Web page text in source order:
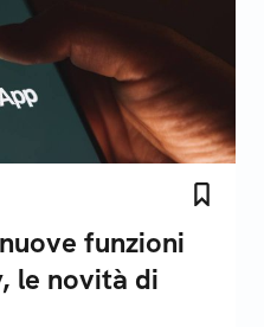
funzioni
le novità di